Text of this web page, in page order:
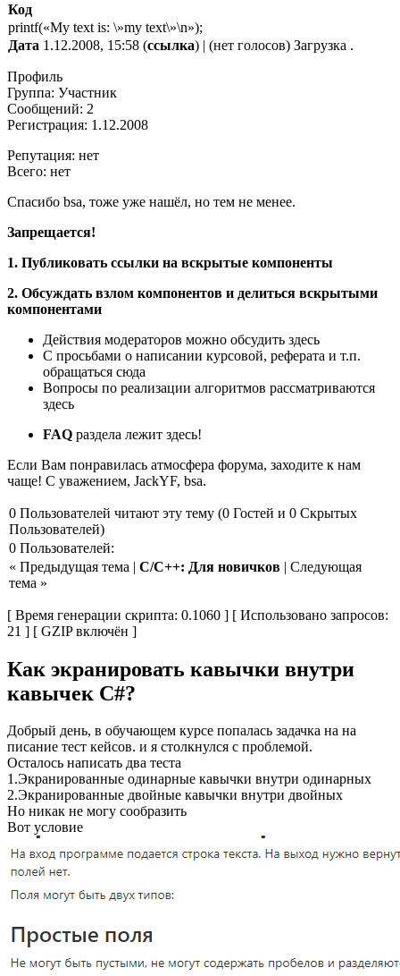
Код
printf(«My text is: \»my text\»\n»);
Дата 1.12.2008, 15:58 (ссылка) | (нет голосов) Загрузка .
Профиль
Группа: Участник
Сообщений: 2
Регистрация: 1.12.2008
Репутация: нет
Всего: нет
Спасибо bsa, тоже уже нашёл, но тем не менее.
Запрещается!
1. Публиковать ссылки на вскрытые компоненты
2. Обсуждать взлом компонентов и делиться вскрытыми
компонентами
Действия модераторов можно обсудить здесь
С просьбами о написании курсовой, реферата и т.п.
обращаться сюда
Вопросы по реализации алгоритмов рассматриваются
здесь
FAQ раздела лежит здесь!
Если Вам понравилась атмосфера форума, заходите к нам
чаще! С уважением, JackYF, bsa.
0 Пользователей читают эту тему (0 Гостей и 0 Скрытых
Пользователей)
0 Пользователей:
« Предыдущая тема | C/C++: Для новичков | Следующая
тема »
[ Время генерации скрипта: 0.1060 ] [ Использовано запросов:
21 ] [ GZIP включён ]
Как экранировать кавычки внутри
кавычек C#?
Добрый день, в обучающем курсе попалась задачка на на
писание тест кейсов. и я столкнулся с проблемой.
Осталось написать два теста
1.Экранированные одинарные кавычки внутри одинарных
2.Экранированные двойные кавычки внутри двойных
Но никак не могу сообразить
Вот условие